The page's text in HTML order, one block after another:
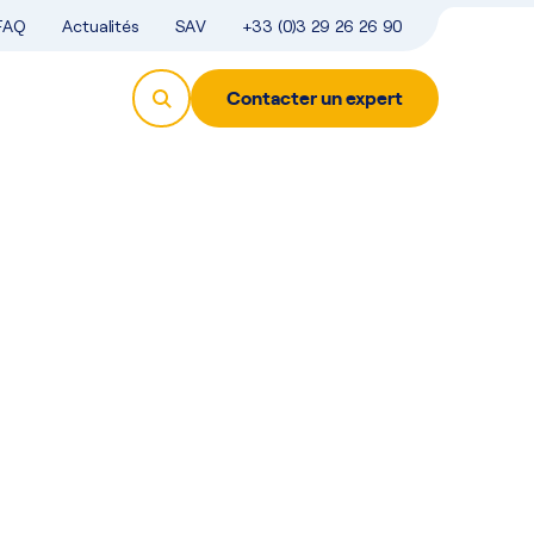
Actualités SAV +33 (0)3 29 26 26 90
Contacter un expert